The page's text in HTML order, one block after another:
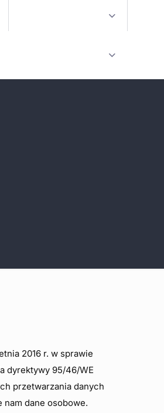
2016 r. w sprawie
dyrektywy 95/46/WE
przetwarzania danych
dane osobowe.